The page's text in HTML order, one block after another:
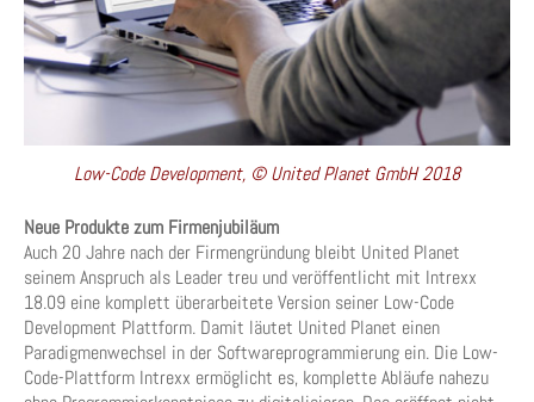
Low-Code Development, © United Planet GmbH 2018
Neue Produkte zum Firmenjubiläum
Auch 20 Jahre nach der Firmengründung bleibt United Planet
seinem Anspruch als Leader treu und veröffentlicht mit Intrexx
18.09 eine komplett überarbeitete Version seiner Low-Code
Development Plattform. Damit läutet United Planet einen
Paradigmenwechsel in der Softwareprogrammierung ein. Die Low-
Code-Plattform Intrexx ermöglicht es, komplette Abläufe nahezu